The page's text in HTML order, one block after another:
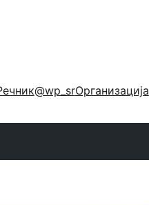
@wp_srОрганизација